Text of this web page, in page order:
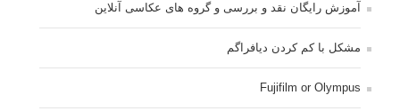
آموزش رایگان نقد و بررسی و گروه های عکاسی آنلاین
مشکل با کم کردن دیافراگم
Fujifilm or Olympus